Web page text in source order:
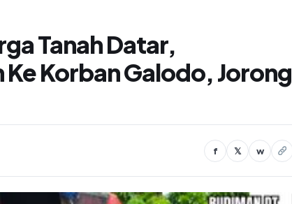
Tanah Datar,
Korban Galodo, Jorong
f 𝕏 w